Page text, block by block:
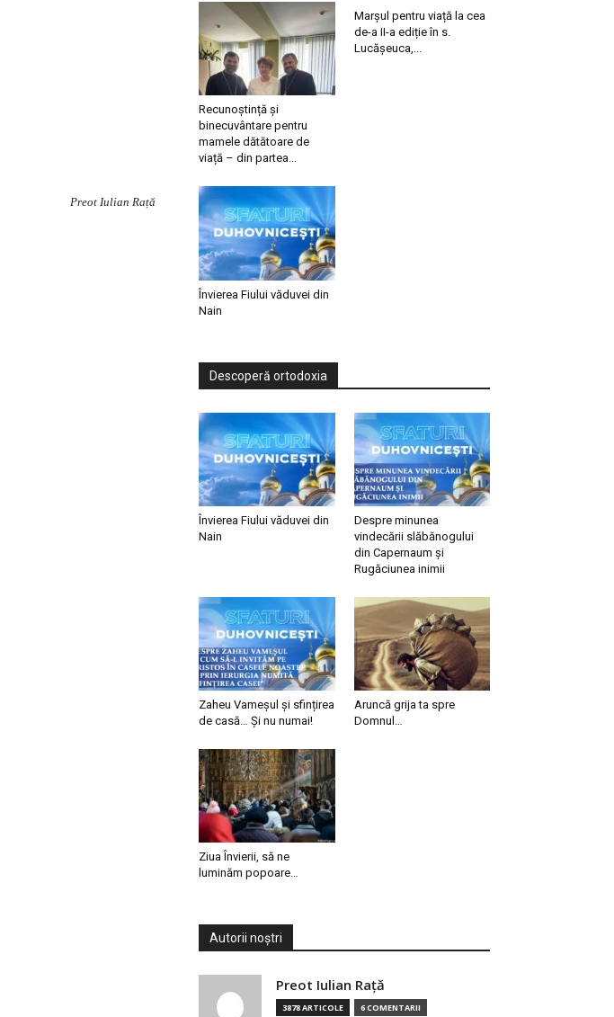
Preot Iulian Rață
Recunoștință și
binecuvântare pentru
mamele dătătoare de
viață – din partea...
Marșul pentru viață la cea
de-a II-a ediție în s.
Lucășeuca,...
Învierea Fiului văduvei din
Nain
Descoperă ortodoxia
Învierea Fiului văduvei din
Nain
Despre minunea
vindecării slăbănogului
din Capernaum și
Rugăciunea inimii
Zaheu Vameșul și sfințirea
de casă… Și nu numai!
Aruncă grija ta spre
Domnul…
Ziua Învierii, să ne
luminăm popoare…
Autorii noștri
Preot Iulian Raţă
3878 ARTICOLE 6 COMENTARII